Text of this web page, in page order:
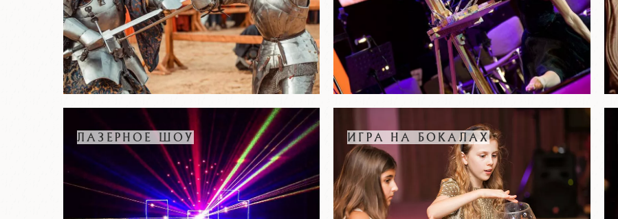
ЛАЗЕРНОЕ ШОУ ИГРА НА БОКАЛАХ